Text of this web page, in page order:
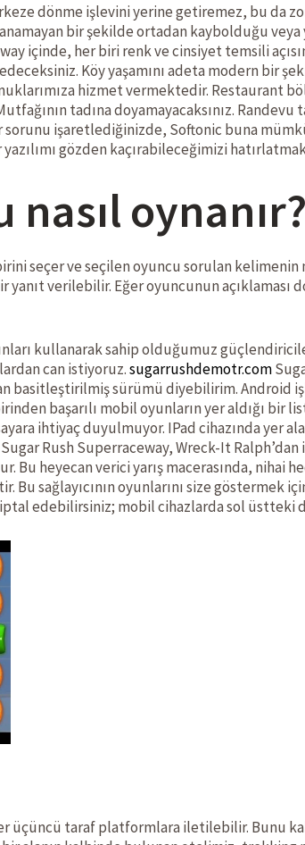
dönme işlevini yerine getiremez, bu da
bir şekilde ortadan kaybolduğu
içinde, her biri renk ve cinsiyet temsili
Köy yaşamını adeta modern bir
hizmet vermektedir. Restaurant
tadına doyamayacaksınız.
sorunu işaretlediğinizde, Softonic buna
gözden kaçırabileceğimizi
oynanır?
seçer ve seçilen oyuncu sorulan
verilebilir. Eğer oyuncunun açıklaması
kullanarak sahip olduğumuz
can istiyoruz.sugarrushdemotr.com
basitleştirilmiş sürümü diyebilirim.
başarılı mobil oyunların yer aldığı bir
ihtiyaç duyulmuyor. IPad cihazında yer
Rush Superraceway, Wreck-It
Bu heyecan verici yarış macerasında, nihai
Bu sağlayıcının oyunlarını size göstermek
edebilirsiniz; mobil cihazlarda sol üstteki
taraf platformlara iletilebilir. Bunu